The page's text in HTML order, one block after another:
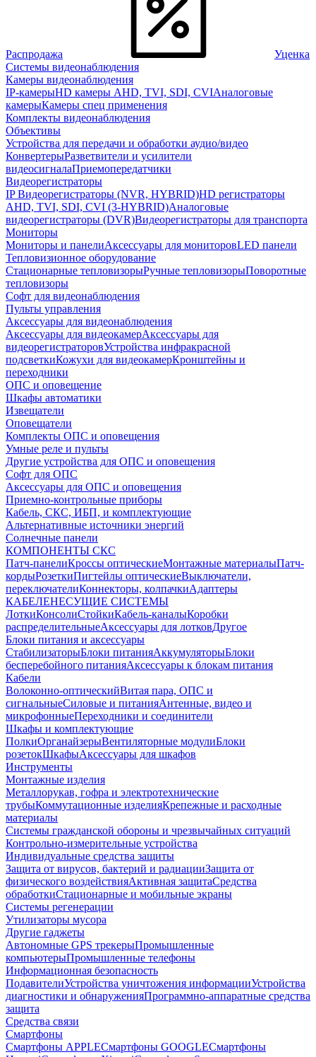
Распродажа
Уценка
Системы видеонаблюдения
Камеры видеонаблюдения
IP-камерыHD камеры AHD, TVI, SDI, CVIАналоговые
камерыКамеры спец применения
Комплекты видеонаблюдения
Объективы
Устройства для передачи и обработки аудио/видео
КонвертерыРазветвители и усилители
видеосигналаПриемопередатчики
Видеорегистраторы
IP Видеорегистраторы (NVR, HYBRID)HD регистраторы
AHD, TVI, SDI, CVI (3-HYBRID)Аналоговые
видеорегистраторы (DVR)Видеорегистраторы для транспорта
Мониторы
Мониторы и панелиАксессуары для мониторовLED панели
Тепловизионное оборудование
Стационарные тепловизорыРучные тепловизорыПоворотные
тепловизоры
Софт для видеонаблюдения
Пульты управления
Аксессуары для видеонаблюдения
Аксессуары для видеокамерАксессуары для
видеорегистраторовУстройства инфракрасной
подсветкиКожухи для видеокамерКронштейны и
переходники
ОПС и оповещение
Шкафы автоматики
Извещатели
Оповещатели
Комплекты ОПС и оповещения
Умные реле и пульты
Другие устройства для ОПС и оповещения
Софт для ОПС
Аксессуары для ОПС и оповещения
Приемно-контрольные приборы
Кабель, СКС, ИБП, и комплектующие
Альтернативные источники энергий
Солнечные панели
КОМПОНЕНТЫ СКС
Патч-панелиКроссы оптическиеМонтажные материалыПатч-
кордыРозеткиПигтейлы оптическиеВыключатели,
переключателиКоннекторы, колпачкиАдаптеры
КАБЕЛЕНЕСУЩИЕ СИСТЕМЫ
ЛоткиКонсолиСтойкиКабель-каналыКоробки
распределительныеАксессуары для лотковДругое
Блоки питания и аксессуары
СтабилизаторыБлоки питанияАккумуляторыБлоки
бесперебойного питанияАксессуары к блокам питания
Кабели
Волоконно-оптическийВитая пара, ОПС и
сигнальныеСиловые и питанияАнтенные, видео и
микрофонныеПереходники и соединители
Шкафы и комплектующие
ПолкиОрганайзерыВентиляторные модулиБлоки
розетокШкафыАксессуары для шкафов
Инструменты
Монтажные изделия
Металлорукав, гофра и электротехнические
трубыКоммутационные изделияКрепежные и расходные
материалы
Системы гражданской обороны и чрезвычайных ситуаций
Контрольно-измерительные устройства
Индивидуальные средства защиты
Защита от вирусов, бактерий и радиацииЗащита от
физического воздействияАктивная защитаСредства
обработкиСтационарные и мобильные экраны
Системы регенерации
Утилизаторы мусора
Другие гаджеты
Автономные GPS трекерыПромышленные
компьютерыПромышленные телефоны
Информационная безопасность
ПодавителиУстройства уничтожения информацииУстройства
диагностики и обнаруженияПрограммно-аппаратные средства
защита
Средства связи
Смартфоны
Смартфоны APPLEСмартфоны GOOGLEСмартфоны